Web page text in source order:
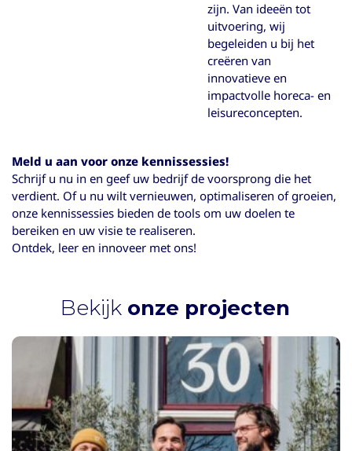
zijn. Van ideeën tot
uitvoering, wij
begeleiden u bij het
creëren van
innovatieve en
impactvolle horeca- en
leisureconcepten.
Meld u aan voor onze kennissessies!
Schrijf u nu in en geef uw bedrijf de voorsprong die het
verdient. Of u nu wilt vernieuwen, optimaliseren of groeien,
onze kennissessies bieden de tools om uw doelen te
bereiken en uw visie te realiseren.
Ontdek, leer en innoveer met ons!
Bekijk onze projecten